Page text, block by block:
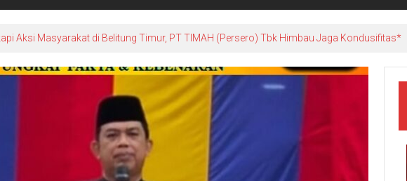
vs Polisi di Belitung: Ketika Negara Beradu Otoritas di Atas 52,5 Ton Pasir Timah*